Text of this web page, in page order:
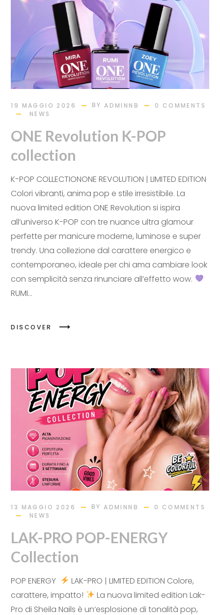
19 MAGGIO 2026 BY ADMINNB
0 COMMENTS
NEWS
ONE Revolution K-POP
collection
K-POP COLLECTIONONE REVOLUTION | LIMITED EDITION
Colori vibranti, anima pop e stile irresistibile. La
nuova limited edition ONE Revolution si ispira
all’universo K-POP con tre nuance ultra glamour
perfette per manicure moderne, luminose e super
trendy. Una collezione dal carattere energico e
contemporaneo, ideale per chi ama cambiare look
con semplicità senza rinunciare all’effetto wow.
RUMI...
DISCOVER
13 MAGGIO 2026 BYADMINNB
0 COMMENTS
NEWS
LAK-PRO POP-ENERGY
Collection
POP ENERGY
LAK-PRO | LIMITED EDITION Colore,
carattere, impatto!
La nuova limited edition Lak-
Pro di Sheila Nails è un’esplosione di tonalità pop,